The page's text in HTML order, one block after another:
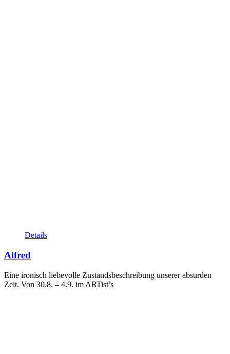
Details
Alfred
Eine ironisch liebevolle Zustandsbeschreibung unserer absurden
Zeit. Von 30.8. – 4.9. im ARTist’s